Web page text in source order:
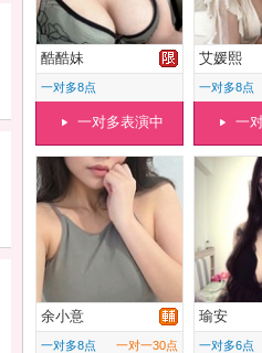
酷酷妹
一对多8点
一对多表演中
艾媛熙
一对多8点
一
余小意
一对多8点 一对一30点
瑜安
一对多6点